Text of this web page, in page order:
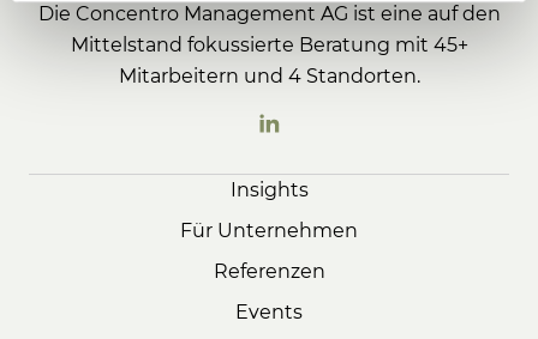
Die Concentro Management AG ist eine auf den
Mittelstand fokussierte Beratung mit 45+
Mitarbeitern und 4 Standorten.
Insights
Für Unternehmen
Referenzen
Events